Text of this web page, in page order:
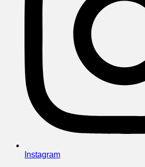
Instagram